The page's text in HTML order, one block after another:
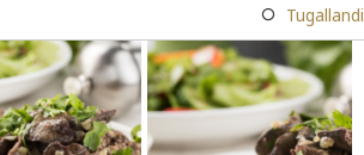
Tugallandi